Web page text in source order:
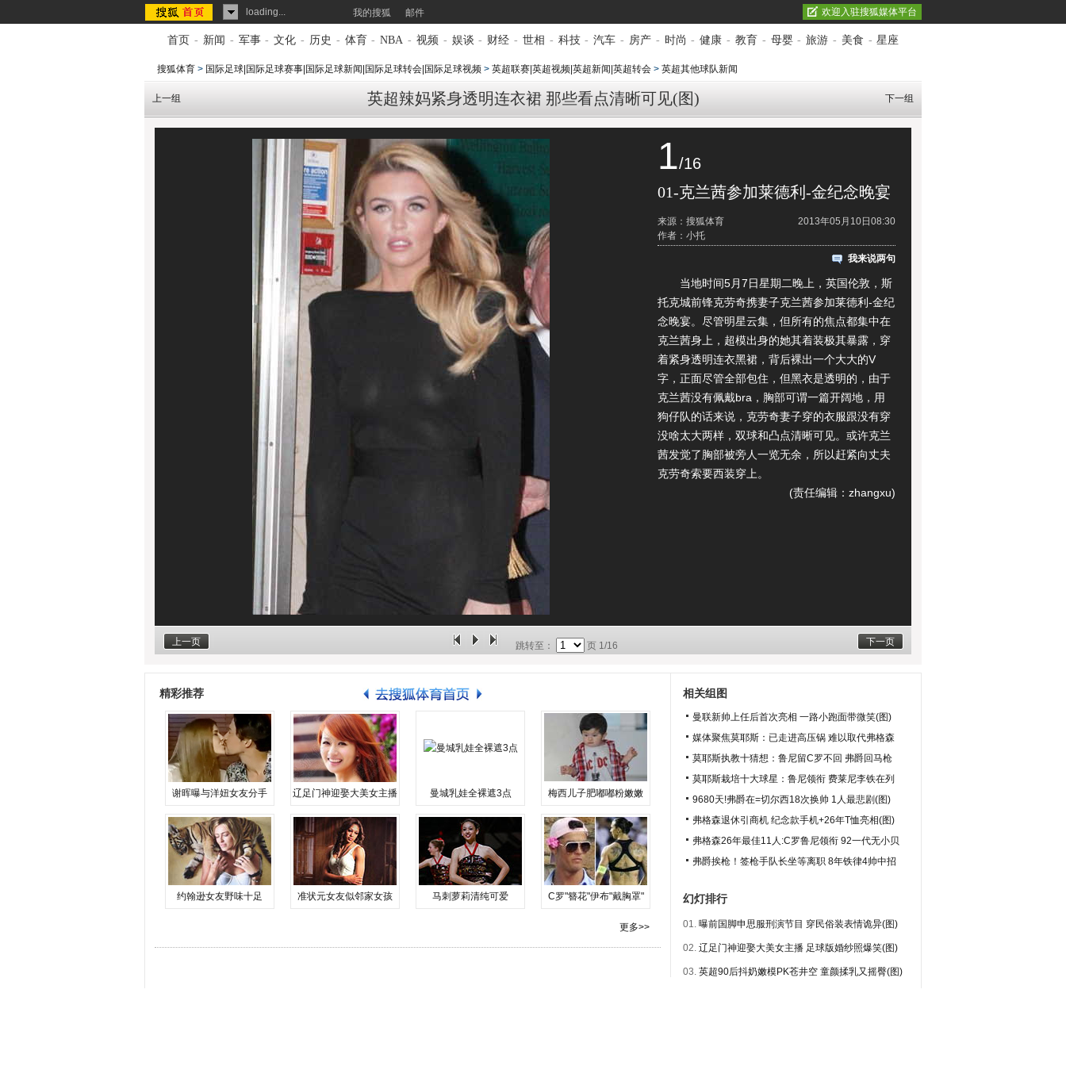
loading... 我的搜狐 邮件 欢迎入驻搜狐媒体平台
首页 - 新闻 - 军事 - 文化 - 历史 - 体育 - NBA - 视频 - 娱谈 - 财经 - 世相 - 科技 - 汽车 - 房产 - 时尚 - 健康 - 教育 - 母婴 - 旅游 - 美食 - 星座
搜狐体育 > 国际足球|国际足球赛事|国际足球新闻|国际足球转会|国际足球视频 > 英超联赛|英超视频|英超新闻|英超转会 > 英超其他球队新闻
英超辣妈紧身透明连衣裙 那些看点清晰可见(图)
上一组 下一组
1/16
01-克兰茜参加莱德利-金纪念晚宴
2013年05月10日08:30
来源：搜狐体育
作者：小托
我来说两句
当地时间5月7日星期二晚上，英国伦敦，斯
托克城前锋克劳奇携妻子克兰茜参加莱德利-金纪
念晚宴。尽管明星云集，但所有的焦点都集中在
克兰茜身上，超模出身的她其着装极其暴露，穿
着紧身透明连衣黑裙，背后裸出一个大大的V
字，正面尽管全部包住，但黑衣是透明的，由于
克兰茜没有佩戴bra，胸部可谓一篇开阔地，用
狗仔队的话来说，克劳奇妻子穿的衣服跟没有穿
没啥太大两样，双球和凸点清晰可见。或许克兰
茜发觉了胸部被旁人一览无余，所以赶紧向丈夫
克劳奇索要西装穿上。
(责任编辑：zhangxu)
上一页 下一页
跳转至： 页 1/16
精彩推荐
谢晖曝与洋妞女友分手 辽足门神迎娶大美女主播 曼城乳娃全裸遮3点 梅西儿子肥嘟嘟粉嫩嫩
约翰逊女友野味十足 准状元女友似邻家女孩 马刺萝莉清纯可爱 C罗"簪花"伊布"戴胸罩"
更多>>
相关组图
曼联新帅上任后首次亮相 一路小跑面带微笑(图)
媒体聚焦莫耶斯：已走进高压锅 难以取代弗格森
莫耶斯执教十猜想：鲁尼留C罗不回 弗爵回马枪
莫耶斯栽培十大球星：鲁尼领衔 费莱尼李铁在列
9680天!弗爵在=切尔西18次换帅 1人最悲剧(图)
弗格森退休引商机 纪念款手机+26年T恤亮相(图)
弗格森26年最佳11人:C罗鲁尼领衔 92一代无小贝
弗爵挨枪！签枪手队长坐等离职 8年铁律4帅中招
幻灯排行
01. 曝前国脚申思服刑演节目 穿民俗装表情诡异(图)
02. 辽足门神迎娶大美女主播 足球版婚纱照爆笑(图)
03. 英超90后抖奶嫩模PK苍井空 童颜揉乳又摇臀(图)